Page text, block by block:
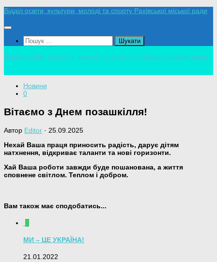
Skip
content
Відділ освіти, культури, молоді та спорту Рахівської міської ради
Пошук:
Відділ освіти, культури, молоді та спорту Рахівської міської ради
Новини
0
Вітаємо з Днем позашкілля!
Автор Editor · 25.09.2025
Нехай Ваша праця приносить радість, дарує дітям
натхнення, відкриває таланти та нові горизонти.
Хай Ваша роботи завжди буде пошанована, а життя
сповнене світлом. Теплом і добром.
Вам також має сподобатись...
0
МИ – ЦЕ УКРАЇНА!
21.01.2022